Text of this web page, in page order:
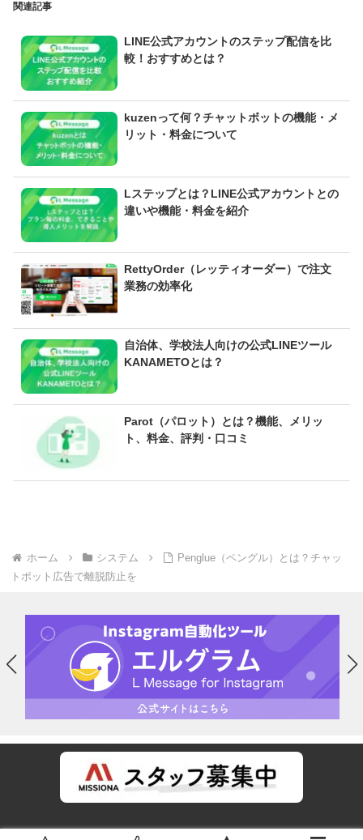
関連記事
LINE公式アカウントのステップ配信を比
較！おすすめとは？
kuzenって何？チャットボットの機能・メ
リット・料金について
Lステップとは？LINE公式アカウントとの
違いや機能・料金を紹介
RettyOrder（レッティオーダー）で注文
業務の効率化
自治体、学校法人向けの公式LINEツール
KANAMETOとは？
Parot（パロット）とは？機能、メリッ
ト、料金、評判・口コミ
ホーム システム
Penglue（ペングル）とは？チャッ
トボット広告で離脱防止を
プライバシーポリシー